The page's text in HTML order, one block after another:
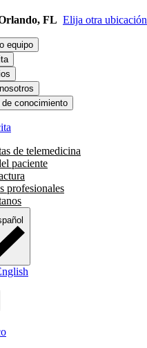
FL Elija otra ubicación
equipo
de conocimiento
de telemedicina
paciente
profesionales